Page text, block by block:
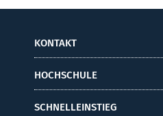
KONTAKT
HOCHSCHULE
SCHNELLEINSTIEG